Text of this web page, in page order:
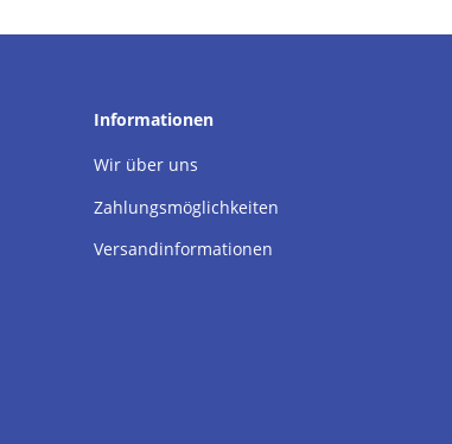
Informationen
Wir über uns
Zahlungsmöglichkeiten
Versandinformationen